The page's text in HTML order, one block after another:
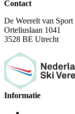
Contact
De Weerelt van Sport
Orteliuslaan 1041
3528 BE Utrecht
Informatie